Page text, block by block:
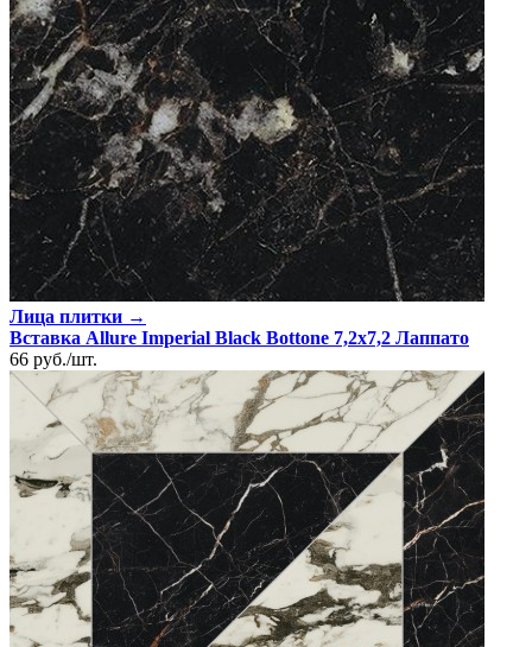
Лица плитки →
Вставка Allure Imperial Black Bottone 7,2x7,2 Лаппато
66 руб./шт.